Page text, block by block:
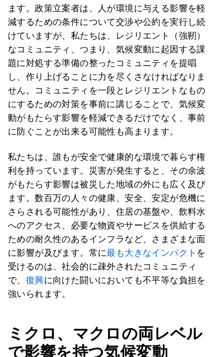
ます。政策立案者は、人が環境に与える影響を軽
減するための条件について交渉や公約を実行し続
けていますが、私たちは、レジリエント（強靭）
なコミュニティ、つまり、気候変動に起因する課
題に対処する準備の整ったコミュニティを提唱
し、作り上げることに力を尽くさなければなりま
せん。コミュニティを一段とレジリエントなもの
にするための対策を事前に講じることで、気候変
動がもたらす影響を軽減できるだけでなく、事前
に防ぐことが出来る可能性も高まります。
私たちは、誰もが安全で健康的な環境で暮らす権
利を持っています。災害が発生すると、その余波
がもたらす影響は被災した地域の外にも広く及び
ます。数百万の人々の健康、安全、安定が危機に
さらされる可能性があり、住居の基盤や、飲料水
へのアクセス、必要な物資やサービスを供給する
ための耐久性のあるインフラなど、さまざまな面
に影響が及びます。常に最も大きなインパクト を
受けるのは、社会的に疎外されたコミュニティ
で、 復興に向けた闘いにおいても不平等な負担を
強いられます。
ミクロ、マクロの両レベル
で影響を持つ気候変動